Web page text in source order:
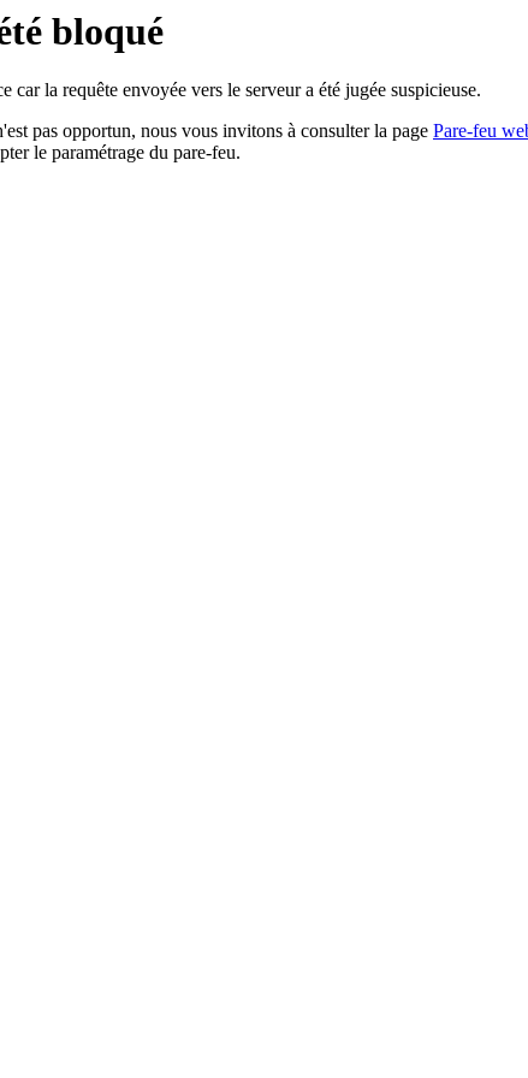
bloqué
la requête envoyée vers le serveur a été jugée suspicieuse.
pas opportun, nous vous invitons à consulter la page Pare-feu
le paramétrage du pare-feu.